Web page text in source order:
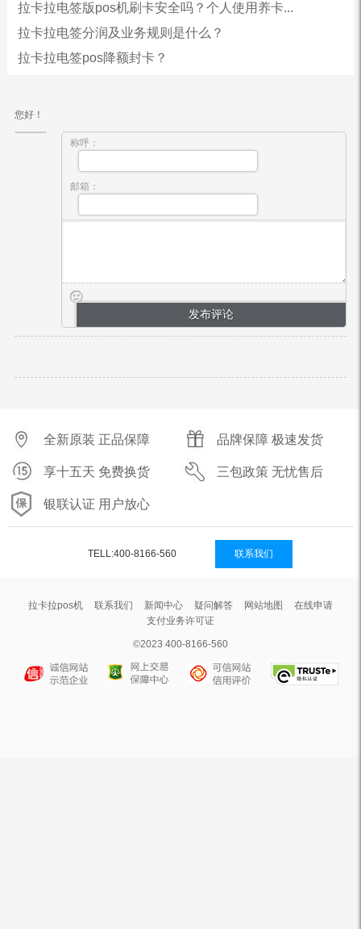
拉卡拉电签版pos机刷卡安全吗？个人使用养卡...
拉卡拉电签分润及业务规则是什么？
拉卡拉电签pos降额封卡？
您好！
称呼：
邮箱：
全新原装 正品保障 品牌保障 极速发货
享十五天 免费换货 三包政策 无忧售后
银联认证 用户放心
TELL:400-8166-560 联系我们
拉卡拉pos机 联系我们 新闻中心 疑问解答 网站地图
在线申请
支付业务许可证
©2023 400-8166-560